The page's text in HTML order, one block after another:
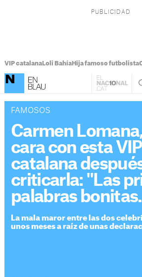
VIP catalanaLoli BahíaHija famoso futbolista
FAMOSOS
Carmen
cara con esta VIP
catalana
criticarla: "Las
palabras
La mala maror entre las dos
unos meses a raíz de unas